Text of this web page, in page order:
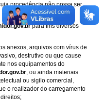
procedência não possa ser
para fins diversos
anexos, arquivos com vírus de
destrutivo ou que cause
nos equipamentos do
, ou ainda materiais
ou sigilo comercial,
o realizador do carregamento